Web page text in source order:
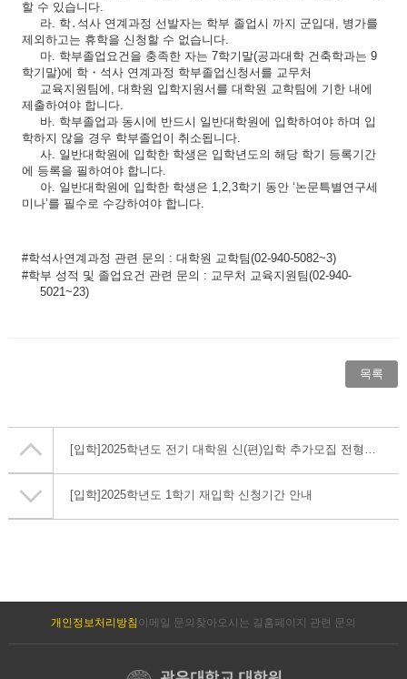
할 수 있습니다.
라. 학․ 석사 연계과정 선발자는 학부 졸업시 까지 군입대
병가를
제외하고는 휴학을 신청할 수 없습니다.
마. 학부졸업요건을 충족한 자는 7학기말(공과대학 건축학과는 9
학기말)에 학・ 석사 연계과정 학부졸업신청서를 교무처
교육지원 팀에
대학원 입학지원서를 대학원 교학팀에 기한 내에
제출하여야 합니다.
바. 학부졸업과 동시에 반드시 일반대학원에 입학하여야 하며 입
학하지 않을 경우 학부졸업이 취소됩니다.
사. 일반대학원에 입학한 학생은 입학년도의 해당 학기 등록기간
에 등록을 필하여야 합니다.
아. 일반대학원에 입학한 학생은 1,2,3학기 동안 ‘논문특별연구세
미나’를 필수로 수강하여야 합니다.
#학석사연계과정 관련 문의 : 대학원 교학팀(02-940-5082~3)
#학부 성적 및 졸업요건 관련 문의 : 교무처 교육지원팀(02-940-
5021~23)
목록
[입학]2025학년도 전기 대학원 신(편)입학 추가모집 전형일시 및 장소 안내
[입학]2025학년도 1학기 재입학 신청기간 안내
개인정보처리방침 이메일 문의 찾아오시는 길 홈페이지 관련 문의